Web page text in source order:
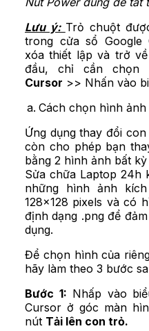
Lưu ý: Trỏ chuột
trong cửa sổ Google
xóa thiết lập và trở
đầu, chỉ cần chọn
Cursor >> Nhấn vào
Cách chọn hình
Ứng dụng thay đổi
còn cho phép bạn
bằng 2 hình ảnh bất
Sửa chữa Laptop 24h
những hình ảnh
128x128 pixels và có
định dạng .png để
dụng.
Để chọn hình của
hãy làm theo 3 bước
Bước 1: Nhấp vào
Cursor ở góc màn
nút Tải lên con trỏ.